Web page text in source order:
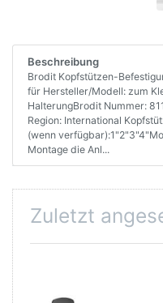
Beschreibung
Brodit Kopfstützen-
für Hersteller/Modell: zum
HalterungBrodit Nummer:
Region: International
(wenn
Montage die Anl...
Zuletzt